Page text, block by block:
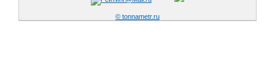
© tonnametr.ru